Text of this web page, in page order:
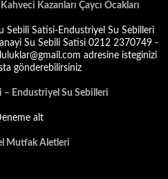
Kazanları Çaycı Ocakları
– Endustriyel Su Sebilleri
Mutfak Aletleri